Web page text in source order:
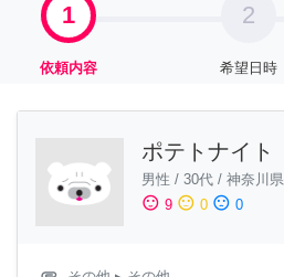
1
依頼内容
2
希望日時
ポテトナイト
男性 / 30代 / 神奈川県
sentiment_satisfied 9 sentiment_neutral 0 sentiment_dissatisfied 0